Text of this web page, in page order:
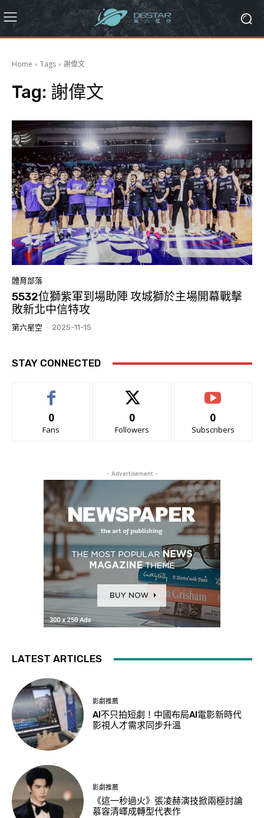
Home Tags 謝偉文
Tag: 謝偉文
體育部落
5532位獅紫軍到場助陣 攻城獅於主場開幕戰擊
敗新北中信特攻
第六星空 - 2025-11-15
STAY CONNECTED
0
Fans
0
Followers
0
Subscribers
- Advertisement -
LATEST ARTICLES
影劇推薦
AI不只拍短劇！中國布局AI電影新時代
影視人才需求同步升溫
影劇推薦
《這一秒過火》張凌赫演技掀兩極討論
慕容清嶧成轉型代表作